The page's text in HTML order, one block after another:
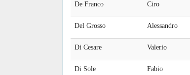
De Franco Ciro
Del Grosso Alessandro
Di Cesare Valerio
Di Sole Fabio